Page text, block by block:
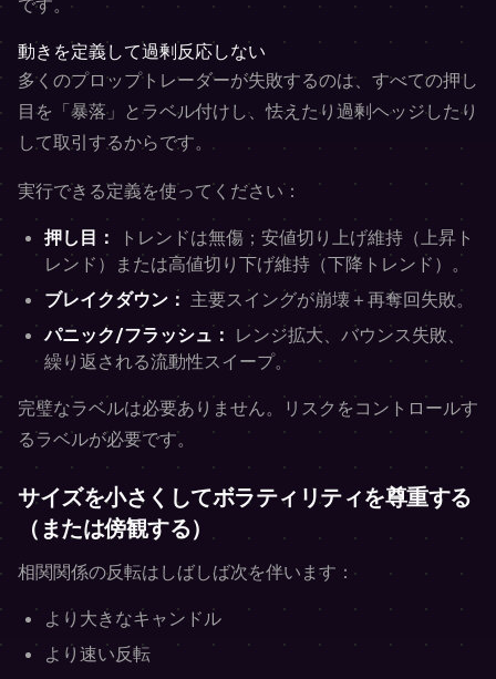
です。
動きを定義して過剰反応しない
多くのプロップトレーダーが失敗するのは、すべての押し
目を「暴落」とラベル付けし、怯えたり過剰ヘッジしたり
して取引するからです。
実行できる定義を使ってください：
押し目：
トレンドは無傷；安値切り上げ維持（上昇ト
レンド）または高値切り下げ維持（下降トレンド）。
ブレイクダウン： 主要スイングが崩壊＋再奪回失敗。
パニック/フラッシュ： レンジ拡大、バウンス失敗、
繰り返される流動性スイープ。
完璧なラベルは必要ありません。リスクをコントロールす
るラベルが必要です。
サイズを小さくしてボラティリティを尊重する
（または傍観する）
相関関係の反転はしばしば次を伴います：
より大きなキャンドル
より速い反転